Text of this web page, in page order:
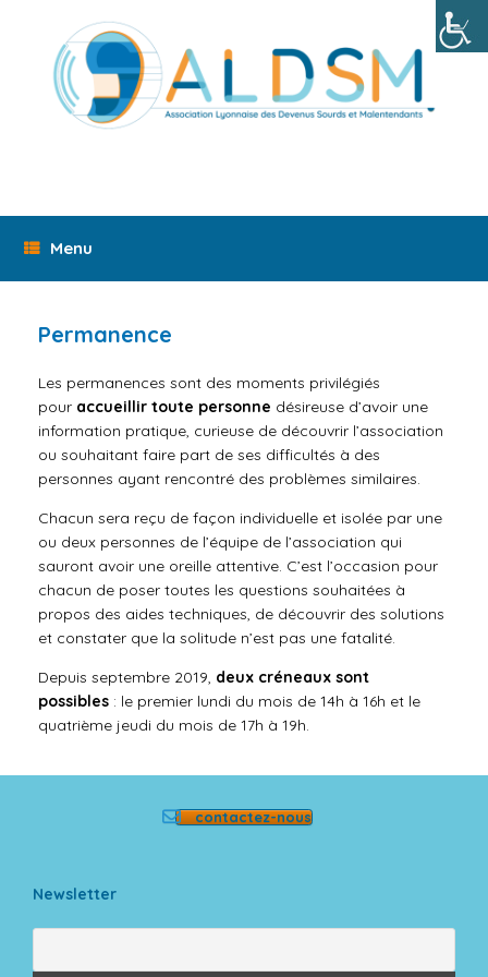
Menu
Permanence
Les permanences sont des moments privilégiés
pour accueillir toute personne désireuse d’avoir une
information pratique, curieuse de découvrir l’association
ou souhaitant faire part de ses difficultés à des
personnes ayant rencontré des problèmes similaires.
Chacun sera reçu de façon individuelle et isolée par une
ou deux personnes de l’équipe de l’association qui
sauront avoir une oreille attentive. C’est l’occasion pour
chacun de poser toutes les questions souhaitées à
propos des aides techniques, de découvrir des solutions
et constater que la solitude n’est pas une fatalité.
Depuis septembre 2019, deux créneaux sont
possibles : le premier lundi du mois de 14h à 16h et le
quatrième jeudi du mois de 17h à 19h.
contactez-nous
Newsletter